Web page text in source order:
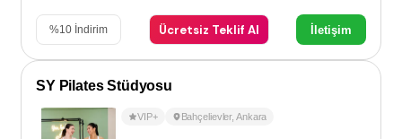
%10 İndirim Ücretsiz Teklif Al İletişim
SY Pilates Stüdyosu
VIP+ Bahçelievler,Ankara